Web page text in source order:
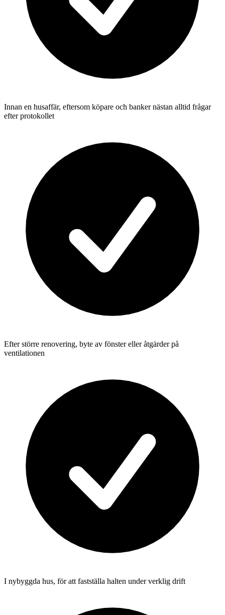
Innan en husaffär, eftersom köpare och banker nästan alltid frågar
efter protokollet
Efter större renovering, byte av fönster eller åtgärder på
ventilationen
I nybyggda hus, för att fastställa halten under verklig drift